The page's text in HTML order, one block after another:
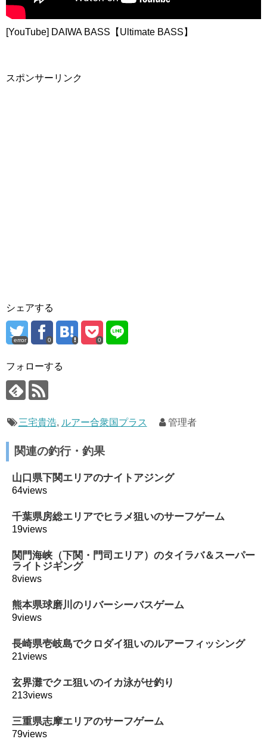
[YouTube] DAIWA BASS【Ultimate BASS】
スポンサーリンク
シェアする
error 0 0
フォローする
三宅貴浩, ルアー合衆国プラス 管理者
関連の釣行・釣果
山口県下関エリアのナイトアジング
64views
千葉県房総エリアでヒラメ狙いのサーフゲーム
19views
関門海峡（下関・門司エリア）のタイラバ＆スーパー
ライトジギング
8views
熊本県球磨川のリバーシーバスゲーム
9views
長崎県壱岐島でクロダイ狙いのルアーフィッシング
21views
玄界灘でクエ狙いのイカ泳がせ釣り
213views
三重県志摩エリアのサーフゲーム
79views